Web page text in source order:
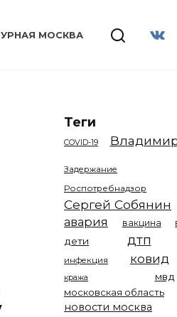
МОСКВА
Теги
COVID-19
Задержание
Роспотребнадзор
Сергей Собянин
авария вакцина
дети дтп
инфекция ковид
кража мвд
московская область
новости москва